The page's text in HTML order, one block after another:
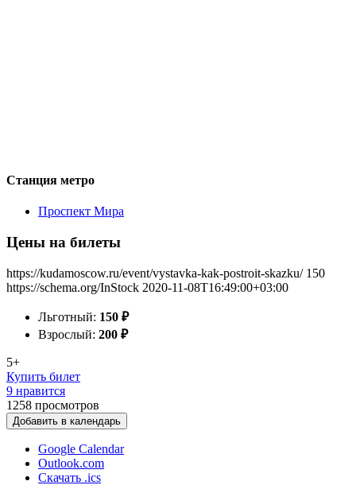
Станция метро
Проспект Мира
Цены на билеты
https://kudamoscow.ru/event/vystavka-kak-postroit-skazku/ 150
https://schema.org/InStock 2020-11-08T16:49:00+03:00
Льготный: 150 ₽
Взрослый: 200 ₽
5+
Купить билет
9 нравится
1258 просмотров
Добавить в календарь
Google Calendar
Outlook.com
Скачать .ics